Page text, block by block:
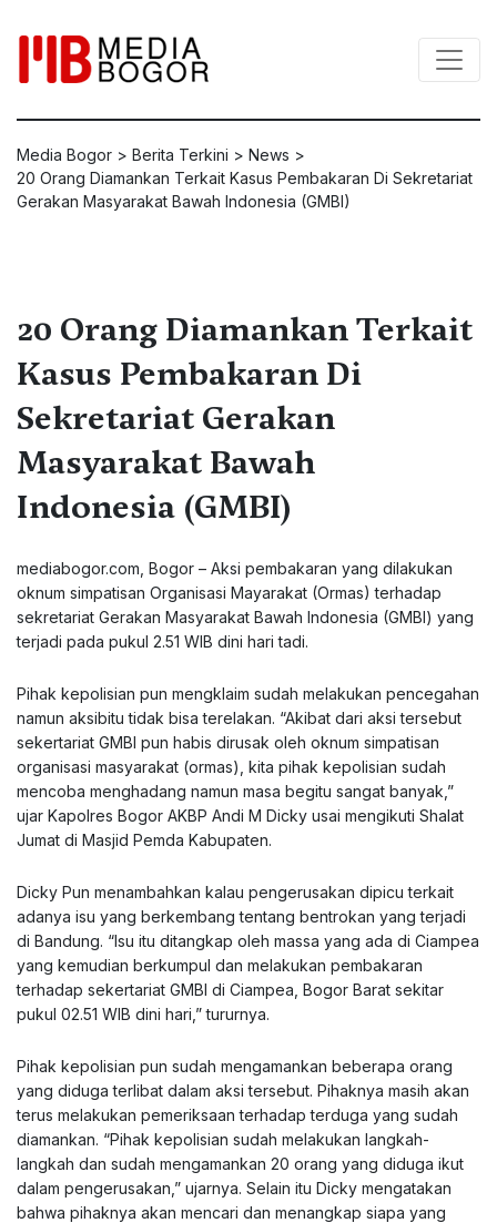
Media Bogor > Berita Terkini > News >
20 Orang Diamankan Terkait Kasus Pembakaran Di Sekretariat
Gerakan Masyarakat Bawah Indonesia (GMBI)
20 Orang Diamankan Terkait
Kasus Pembakaran Di
Sekretariat Gerakan
Masyarakat Bawah
Indonesia (GMBI)
mediabogor.com, Bogor – Aksi pembakaran yang dilakukan
oknum simpatisan Organisasi Mayarakat (Ormas) terhadap
sekretariat Gerakan Masyarakat Bawah Indonesia (GMBI) yang
terjadi pada pukul 2.51 WIB dini hari tadi.
Pihak kepolisian pun mengklaim sudah melakukan pencegahan
namun aksibitu tidak bisa terelakan. “Akibat dari aksi tersebut
sekertariat GMBI pun habis dirusak oleh oknum simpatisan
organisasi masyarakat (ormas), kita pihak kepolisian sudah
mencoba menghadang namun masa begitu sangat banyak,”
ujar Kapolres Bogor AKBP Andi M Dicky usai mengikuti Shalat
Jumat di Masjid Pemda Kabupaten.
Dicky Pun menambahkan kalau pengerusakan dipicu terkait
adanya isu yang berkembang tentang bentrokan yang terjadi
di Bandung. “Isu itu ditangkap oleh massa yang ada di Ciampea
yang kemudian berkumpul dan melakukan pembakaran
terhadap sekertariat GMBI di Ciampea, Bogor Barat sekitar
pukul 02.51 WIB dini hari,” tururnya.
Pihak kepolisian pun sudah mengamankan beberapa orang
yang diduga terlibat dalam aksi tersebut. Pihaknya masih akan
terus melakukan pemeriksaan terhadap terduga yang sudah
diamankan. “Pihak kepolisian sudah melakukan langkah-
langkah dan sudah mengamankan 20 orang yang diduga ikut
dalam pengerusakan,” ujarnya. Selain itu Dicky mengatakan
bahwa pihaknya akan mencari dan menangkap siapa yang